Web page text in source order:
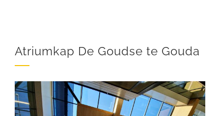
Atriumkap De Goudse te Gouda